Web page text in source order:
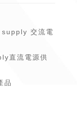
交流電
直流電源供
品